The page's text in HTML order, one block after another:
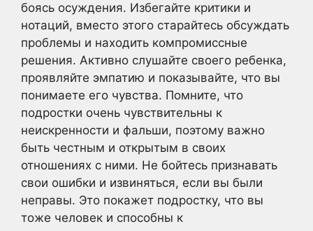
боясь осуждения. Избегайте критики и
нотаций, вместо этого старайтесь обсуждать
проблемы и находить компромиссные
решения. Активно слушайте своего ребенка,
проявляйте эмпатию и показывайте, что вы
понимаете его чувства. Помните, что
подростки очень чувствительны к
неискренности и фальши, поэтому важно
быть честным и открытым в своих
отношениях с ними. Не бойтесь признавать
свои ошибки и извиняться, если вы были
неправы. Это покажет подростку, что вы
тоже человек и способны к